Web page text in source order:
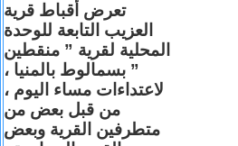
تعرض أقباط قرية
العزيب التابعة للوحدة
المحلية لقرية ” منقطين
” بسمالوط بالمنيا ،
لاعتداءات مساء اليوم ،
من قبل بعض من
متطرفين القرية وبعض